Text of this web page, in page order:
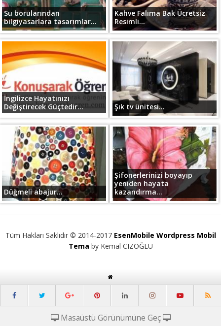
Su borularından
bilgiyasarlara tasarımlar...
Kahve Falıma Bak Ücretsiz
Resimli...
İngilizce Hayatınızı
Değiştirecek Güçtedir...
Şık tv ünitesi...
Düğmeli abajur...
Şifonerlerinizi boyayıp
yeniden hayata
kazandırma...
Tüm Hakları Saklıdır © 2014-2017 EsenMobile Wordpress Mobil
Tema by Kemal CIZOĞLU
Masaüstü Görünümüne Geç